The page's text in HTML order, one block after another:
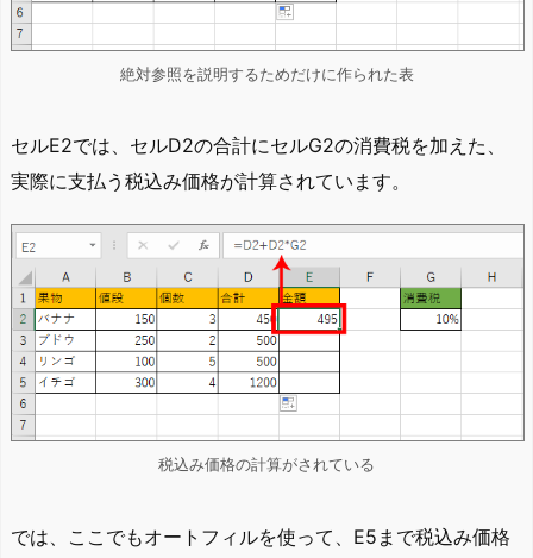
絶対参照を説明するためだけに作られた表
セルE2では、セルD2の合計にセルG2の消費税を加えた、
実際に支払う税込み価格が計算されています。
税込み価格の計算がされている
では、ここでもオートフィルを使って、E5まで税込み価格